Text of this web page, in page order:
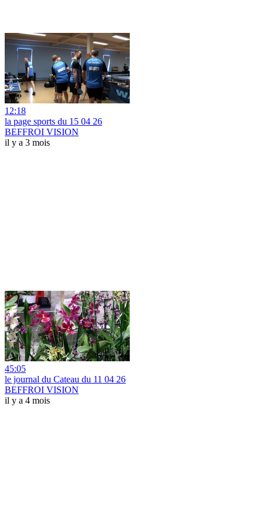
12:18
la page sports du 15 04 26
BEFFROI VISION
il y a 3 mois
45:05
le journal du Cateau du 11 04 26
BEFFROI VISION
il y a 4 mois